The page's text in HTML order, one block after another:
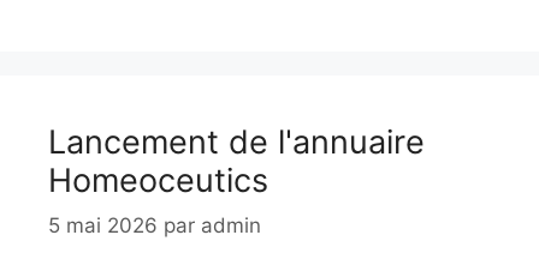
Lancement de l'annuaire
Homeoceutics
5 mai 2026 par admin